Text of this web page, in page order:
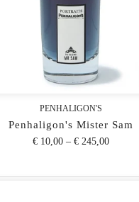
PENHALIGON'S
Penhaligon's Mister Sam
€ 10,00 – € 245,00